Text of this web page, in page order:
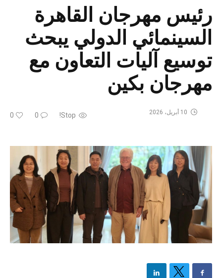
رئيس مهرجان القاهرة
السينمائي الدولي يبحث
توسيع آليات التعاون مع
مهرجان بكين
Stop!
0
0 10 أبريل، 2026